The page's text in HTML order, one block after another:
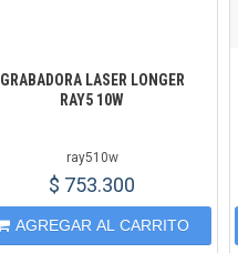
GRABADORA LASER LONGER
RAY5 10W
ray510w
$ 753.300
AGREGAR AL CARRITO